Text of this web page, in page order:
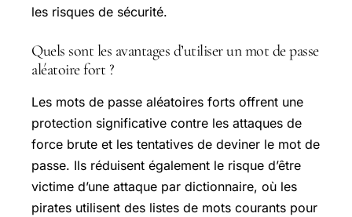
les risques de sécurité.
Quels sont les avantages d’utiliser un mot de passe
aléatoire fort ?
Les mots de passe aléatoires forts offrent une
protection significative contre les attaques de
force brute et les tentatives de deviner le mot de
passe. Ils réduisent également le risque d’être
victime d’une attaque par dictionnaire, où les
pirates utilisent des listes de mots courants pour